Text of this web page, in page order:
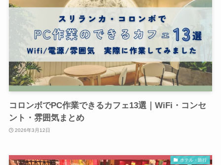
コロンボでPC作業できるカフェ13選｜WiFi・コンセ
ント・雰囲気まとめ
2026年3月12日
ホテル・旅行